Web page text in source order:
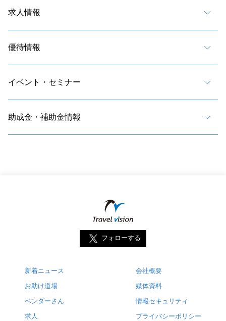
求人情報
優待情報
イベント・セミナー
助成金・補助金情報
フォローする
新着ニュース
お助け道場
ベンダーさん
求人
会社概要
媒体資料
情報セキュリティ
プライバシーポリシー